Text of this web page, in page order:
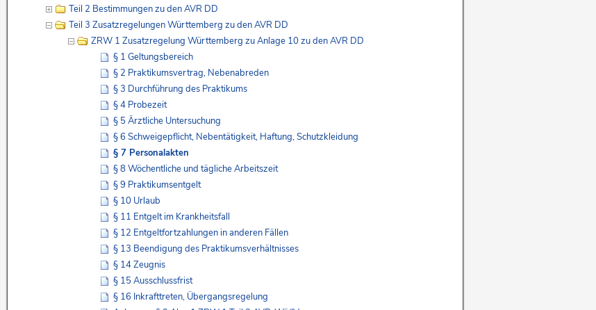
Teil 2 Bestimmungen zu den AVR DD
Teil 3 Zusatzregelungen Württemberg zu den AVR DD
ZRW 1 Zusatzregelung Württemberg zu Anlage 10 zu den AVR DD
§ 1 Geltungsbereich
§ 2 Praktikumsvertrag, Nebenabreden
§ 3 Durchführung des Praktikums
§ 4 Probezeit
§ 5 Ärztliche Untersuchung
§ 6 Schweigepflicht, Nebentätigkeit, Haftung, Schutzkleidung
§ 7 Personalakten
§ 8 Wöchentliche und tägliche Arbeitszeit
§ 9 Praktikumsentgelt
§ 10 Urlaub
§ 11 Entgelt im Krankheitsfall
§ 12 Entgeltfortzahlungen in anderen Fällen
§ 13 Beendigung des Praktikumsverhältnisses
§ 14 Zeugnis
§ 15 Ausschlussfrist
§ 16 Inkrafttreten, Übergangsregelung